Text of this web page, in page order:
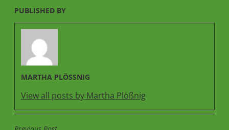
PUBLISHED BY
MARTHA PLÖSSNIG
View all posts by Martha Plößnig